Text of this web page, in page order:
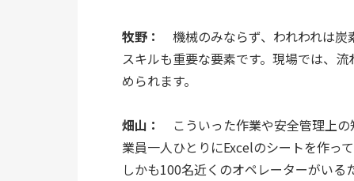
牧野：
機械のみならず、われわれは炭
スキルも重要な要素です。現場では、
められます。
畑山：
こういった作業や安全管理上
業員一人ひとりにExcelのシートを作っ
しかも100名近くのオペレーターがい